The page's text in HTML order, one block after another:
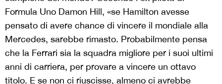
Formula Uno Damon Hill, «se Hamilton avesse
pensato di avere chance di vincere il mondiale alla
Mercedes, sarebbe rimasto. Probabilmente pensa
che la Ferrari sia la squadra migliore per i suoi ultimi
anni di carriera, per provare a vincere un ottavo
titolo. E se non ci riuscisse, almeno ci avrebbe